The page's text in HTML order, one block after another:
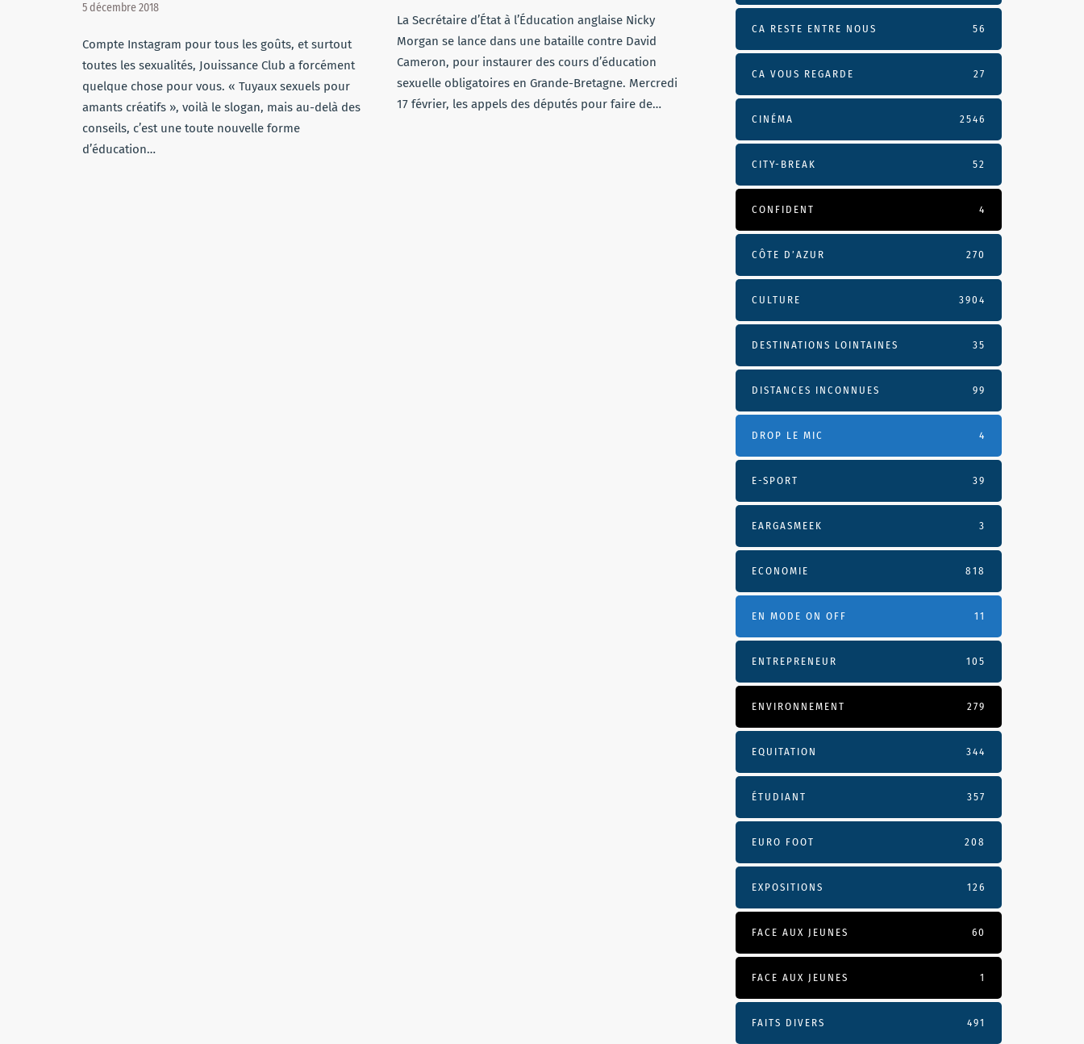
5 décembre 2018
Compte Instagram pour tous les goûts, et surtout
toutes les sexualités, Jouissance Club a forcément
quelque chose pour vous. « Tuyaux sexuels pour
amants créatifs », voilà le slogan, mais au-delà des
conseils, c’est une toute nouvelle forme
d’éducation…
La Secrétaire d’État à l’Éducation anglaise Nicky
Morgan se lance dans une bataille contre David
Cameron, pour instaurer des cours d’éducation
sexuelle obligatoires en Grande-Bretagne. Mercredi
17 février, les appels des députés pour faire de…
CA RESTE ENTRE NOUS 56
CA VOUS REGARDE 27
CINÉMA 2546
CITY-BREAK 52
CONFIDENT 4
CÔTE D’AZUR 270
CULTURE 3904
DESTINATIONS LOINTAINES 35
DISTANCES INCONNUES 99
DROP LE MIC 4
E-SPORT 39
EARGASMEEK 3
ECONOMIE 818
EN MODE ON OFF 11
ENTREPRENEUR 105
ENVIRONNEMENT 279
EQUITATION 344
ÉTUDIANT 357
EURO FOOT 208
EXPOSITIONS 126
FACE AUX JEUNES 60
FACE AUX JEUNES 1
FAITS DIVERS 491